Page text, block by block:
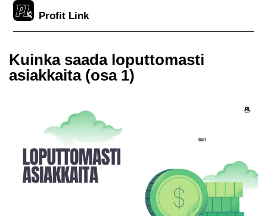
Skip
Profit Link
Kuinka saada loputtomasti
asiakkaita (osa 1)